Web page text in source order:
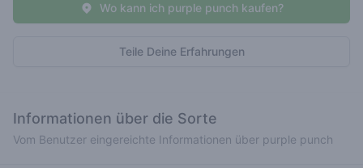
Teile Deine Erfahrungen
Wo kann ich purple punch kaufen?
Informationen über die Sorte
Vom Benutzer eingereichte Informationen über purple punch